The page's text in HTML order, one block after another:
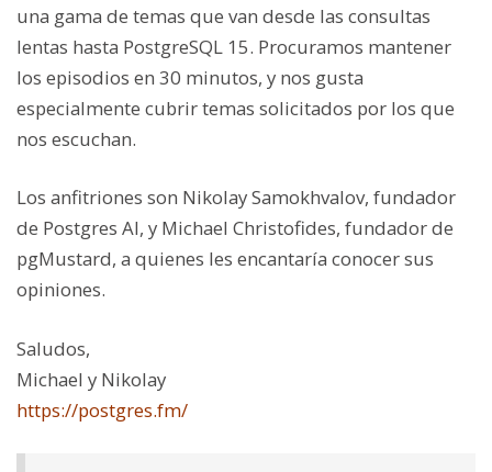
una gama de temas que van desde las consultas
lentas hasta PostgreSQL 15. Procuramos mantener
los episodios en 30 minutos, y nos gusta
especialmente cubrir temas solicitados por los que
nos escuchan.
Los anfitriones son Nikolay Samokhvalov, fundador
de Postgres AI, y Michael Christofides, fundador de
pgMustard, a quienes les encantaría conocer sus
opiniones.
Saludos,
Michael y Nikolay
https://postgres.fm/